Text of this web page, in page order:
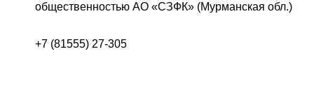
общественностью АО «СЗФК» (Мурманская обл.)
+7 (81555) 27-305